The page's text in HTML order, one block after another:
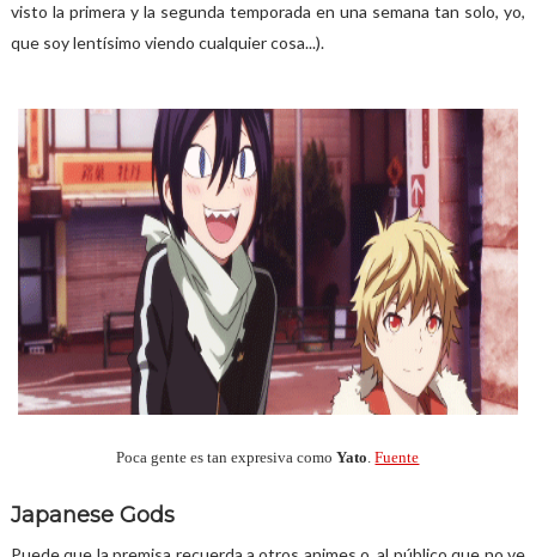
visto la primera y la segunda temporada en una semana tan solo, yo,
que soy lentísimo viendo cualquier cosa...).
Poca gente es tan expresiva comoYato.Fuente
Japanese Gods